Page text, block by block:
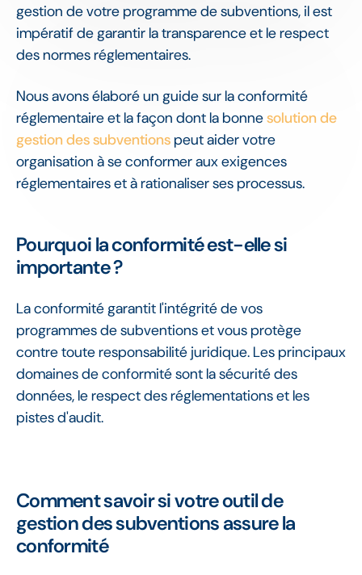
gestion de votre programme de subventions, il est
impératif de garantir la transparence et le respect
des normes réglementaires.
Nous avons élaboré un guide sur la conformité
réglementaire et la façon dont la bonnesolution de
gestion des subventions peut aider votre
organisation à se conformer aux exigences
réglementaires et à rationaliser ses processus.
Pourquoi la conformité est-elle si
importante ?
La conformité garantit l'intégrité de vos
programmes de subventions et vous protège
contre toute responsabilité juridique. Les principaux
domaines de conformité sont la sécurité des
données, le respect des réglementations et les
pistes d'audit.
Comment savoir si votre outil de
gestion des subventions assure la
conformité